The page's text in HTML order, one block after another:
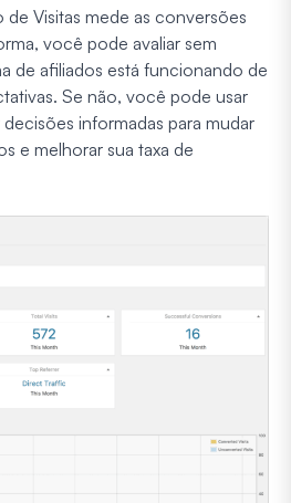
Visitas mede as conversões
você pode avaliar sem
de afiliados está funcionando de
Se não, você pode usar
informadas para mudar
e melhorar sua taxa de